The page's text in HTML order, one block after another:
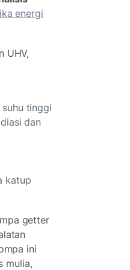
energi
UHV,
tinggi
dan
katup
getter
ini
mulia,